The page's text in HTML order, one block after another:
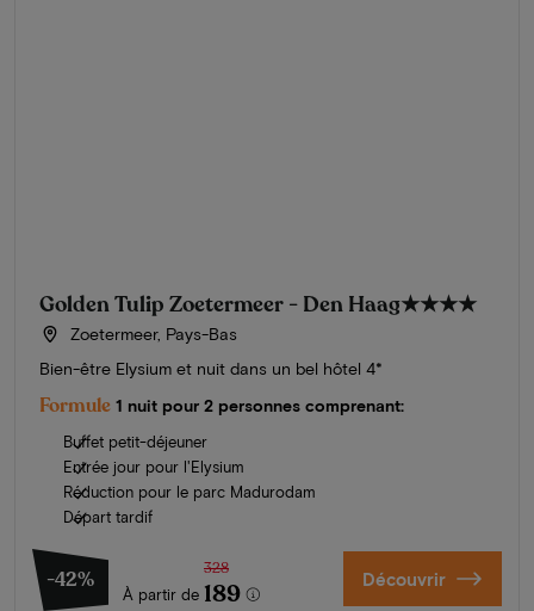
Golden Tulip Zoetermeer - Den Haag★★★★
Zoetermeer, Pays-Bas
Bien-être Elysium et nuit dans un bel hôtel 4*
Formule 1 nuit pour 2 personnes comprenant:
Buffet petit-déjeuner
Entrée jour pour l'Elysium
Réduction pour le parc Madurodam
Départ tardif
-42%
À partir de
328
189 Découvrir